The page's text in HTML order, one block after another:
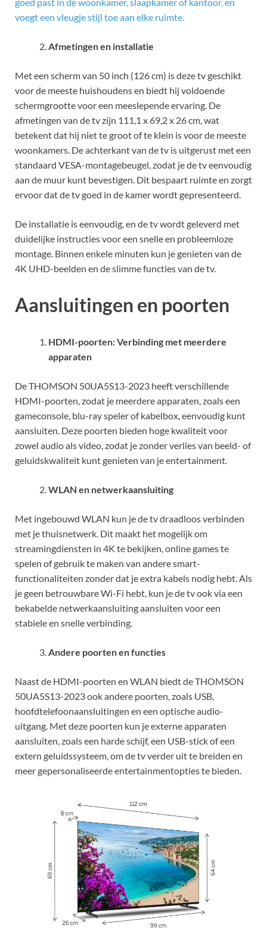
voegt een vleugje stijl toe aan elke ruimte.
Afmetingen en installatie
Met een scherm van 50 inch (126 cm) is deze tv geschikt
voor de meeste huishoudens en biedt hij voldoende
schermgrootte voor een meeslepende ervaring. De
afmetingen van de tv zijn 111,1 x 69,2 x 26 cm, wat
betekent dat hij niet te groot of te klein is voor de meeste
woonkamers. De achterkant van de tv is uitgerust met een
standaard VESA-montagebeugel, zodat je de tv eenvoudig
aan de muur kunt bevestigen. Dit bespaart ruimte en zorgt
ervoor dat de tv goed in de kamer wordt gepresenteerd.
De installatie is eenvoudig, en de tv wordt geleverd met
duidelijke instructies voor een snelle en probleemloze
montage. Binnen enkele minuten kun je genieten van de
4K UHD-beelden en de slimme functies van de tv.
Aansluitingen en poorten
HDMI-poorten: Verbinding met meerdere
apparaten
De THOMSON 50UA5S13-2023 heeft verschillende
HDMI-poorten, zodat je meerdere apparaten, zoals een
gameconsole, blu-ray speler of kabelbox, eenvoudig kunt
aansluiten. Deze poorten bieden hoge kwaliteit voor
zowel audio als video, zodat je zonder verlies van beeld- of
geluidskwaliteit kunt genieten van je entertainment.
WLAN en netwerkaansluiting
Met ingebouwd WLAN kun je de tv draadloos verbinden
met je thuisnetwerk. Dit maakt het mogelijk om
streamingdiensten in 4K te bekijken, online games te
spelen of gebruik te maken van andere smart-
functionaliteiten zonder dat je extra kabels nodig hebt. Als
je geen betrouwbare Wi-Fi hebt, kun je de tv ook via een
bekabelde netwerkaansluiting aansluiten voor een
stabiele en snelle verbinding.
Andere poorten en functies
Naast de HDMI-poorten en WLAN biedt de THOMSON
50UA5S13-2023 ook andere poorten, zoals USB,
hoofdtelefoonaansluitingen en een optische audio-
uitgang. Met deze poorten kun je externe apparaten
aansluiten, zoals een harde schijf, een USB-stick of een
extern geluidssysteem, om de tv verder uit te breiden en
meer gepersonaliseerde entertainmentopties te bieden.